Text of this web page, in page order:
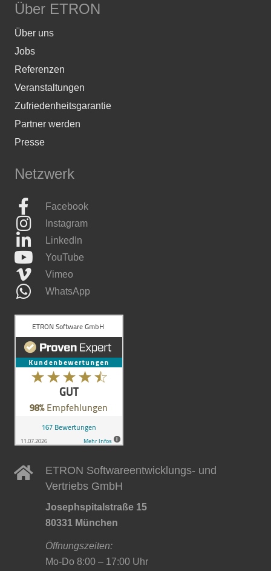
Über ETRON
Über uns
Jobs
Referenzen
Veranstaltungen
Zufriedenheitsgarantie
Partner werden
Presse
Netzwerk
Facebook
Instagram
LinkedIn
YouTube
Vimeo
WhatsApp
ETRON Softwareentwicklungs- und
Vertriebs GmbH
Josephspitalstraße 15
80331 München
Öffnungszeiten:
Mo-Do 8:00 – 17:00 Uhr